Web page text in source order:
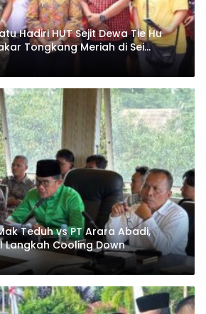
Hadiri HUT Sejit Dewa Tie Hu
Tongkang Meriah di Sei
Teduh vs PT Arara Abadi,
Langkah Cooling Down